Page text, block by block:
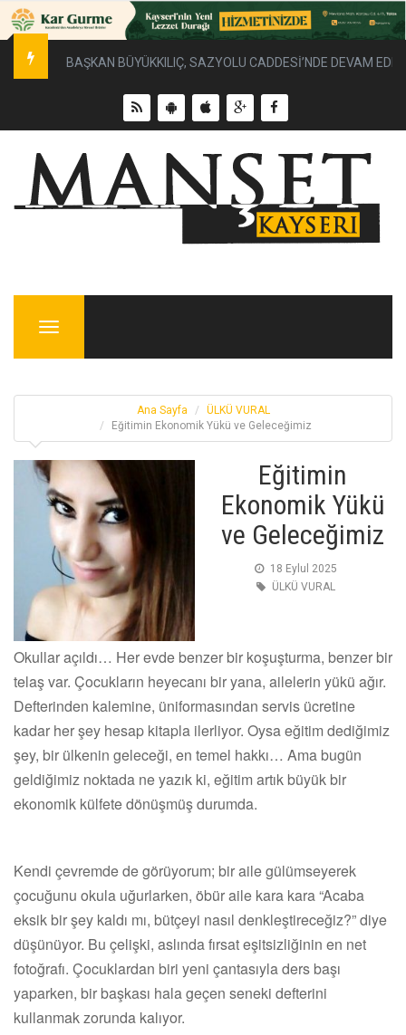
BAŞKAN BÜYÜKKILIÇ, SAZYOLU CADDESİ’NDE DEVAM
Menu
Ana Sayfa
ÜLKÜ VURAL
Eğitimin Ekonomik Yükü ve Geleceğimiz
Eğitimin
Ekonomik Yükü
ve Geleceğimiz
18 Eylul 2025
ÜLKÜ VURAL
Okullar açıldı… Her evde benzer bir koşuşturma, benzer bir
telaş var. Çocukların heyecanı bir yana, ailelerin yükü ağır.
Defterinden kalemine, üniformasından servis ücretine
kadar her şey hesap kitapla ilerliyor. Oysa eğitim dediğimiz
şey, bir ülkenin geleceği, en temel hakkı… Ama bugün
geldiğimiz noktada ne yazık ki, eğitim artık büyük bir
ekonomik külfete dönüşmüş durumda.
Kendi çevremde de görüyorum; bir aile gülümseyerek
çocuğunu okula uğurlarken, öbür aile kara kara “Acaba
eksik bir şey kaldı mı, bütçeyi nasıl denkleştireceğiz?” diye
düşünüyor. Bu çelişki, aslında fırsat eşitsizliğinin en net
fotoğrafı. Çocuklardan biri yeni çantasıyla ders başı
yaparken, bir başkası hala geçen seneki defterini
kullanmak zorunda kalıyor.